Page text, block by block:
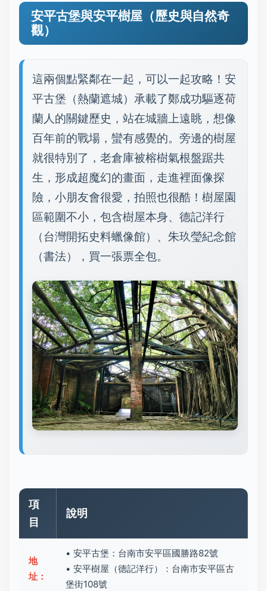
安平古堡與安平樹屋（歷史與自然奇
觀）
這兩個點緊鄰在一起，可以一起攻略！安
平古堡（熱蘭遮城）承載了鄭成功驅逐荷
蘭人的關鍵歷史，站在城牆上遠眺，想像
百年前的戰場，蠻有感覺的。旁邊的樹屋
就很特別了，老倉庫被榕樹氣根盤踞共
生，形成超魔幻的畫面，走進裡面像探
險，小朋友會很愛，拍照也很酷！樹屋園
區範圍不小，包含樹屋本身、德記洋行
（台灣開拓史料蠟像館）、朱玖瑩紀念館
（書法），買一張票全包。
項
目
說明
地
址：
• 安平古堡：台南市安平區國勝路82號
• 安平樹屋（德記洋行）：台南市安平區古
堡街108號